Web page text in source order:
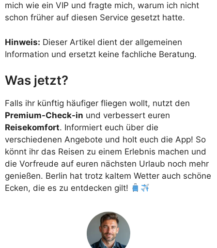
mich wie ein VIP und fragte mich, warum ich nicht
schon früher auf diesen Service gesetzt hatte.
Hinweis: Dieser Artikel dient der allgemeinen
Information und ersetzt keine fachliche Beratung.
Was jetzt?
Falls ihr künftig häufiger fliegen wollt, nutzt den
Premium-Check-in und verbessert euren
Reisekomfort. Informiert euch über die
verschiedenen Angebote und holt euch die App! So
könnt ihr das Reisen zu einem Erlebnis machen und
die Vorfreude auf euren nächsten Urlaub noch mehr
genießen. Berlin hat trotz kaltem Wetter auch schöne
Ecken, die es zu entdecken gilt!